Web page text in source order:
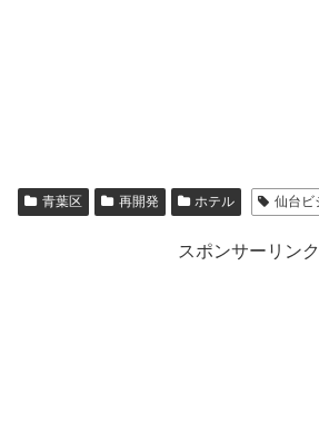
青葉区 再開発 ホテル 仙台ビ
スポンサーリンク